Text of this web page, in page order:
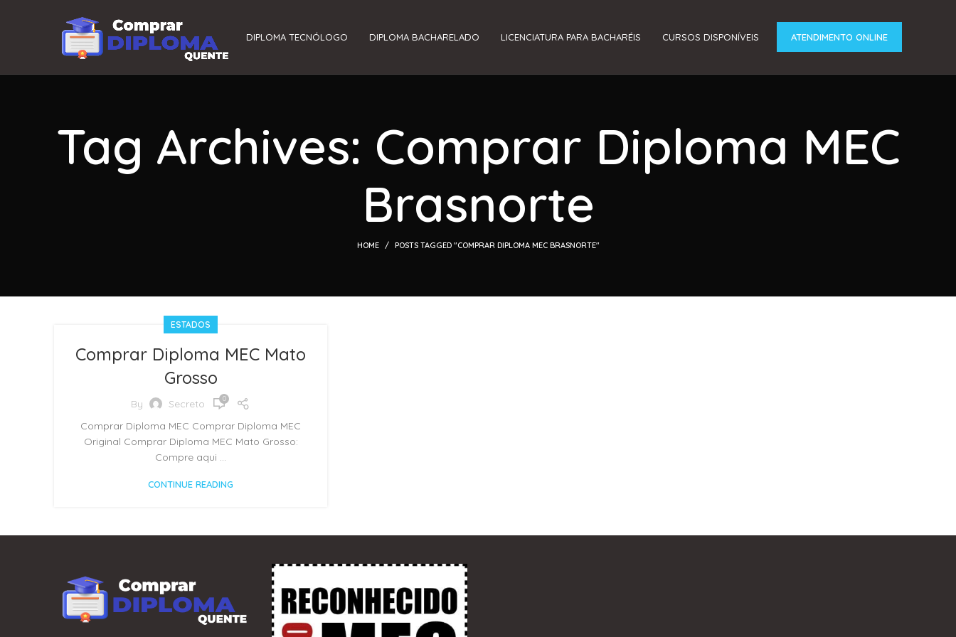
DIPLOMA TECNÓLOGO DIPLOMA BACHARELADO LICENCIATURA PARA BACHARÉIS CURSOS DISPONÍVEIS ATENDIMENTO ONLINE
Tag Archives: Comprar Diploma MEC
Brasnorte
HOME POSTS TAGGED "COMPRAR DIPLOMA MEC BRASNORTE"
ESTADOS
Comprar Diploma MEC Mato
Grosso
By Secreto 0
Comprar Diploma MEC Comprar Diploma MEC
Original Comprar Diploma MEC Mato Grosso:
Compre aqui ...
CONTINUE READING